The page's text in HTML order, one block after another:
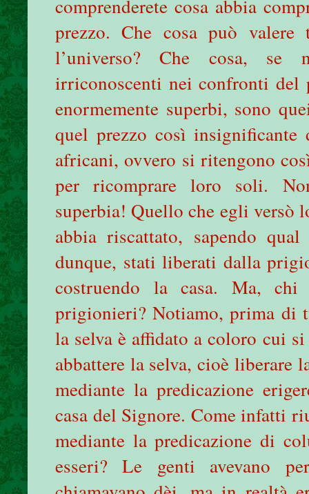
comprenderete cosa abbia
prezzo. Che cosa può
l’universo? Che cosa, se
irriconoscenti nei confronti del
enormemente superbi, sono
quel prezzo così
africani, ovvero si ritengono
per ricomprare loro soli.
superbia! Quello che egli versò
abbia riscattato, sapendo
dunque, stati liberati dalla
costruendo la casa. Ma,
prigionieri? Notiamo, prima di
la selva è affidato a coloro cui
abbattere la selva, cioè liberare
mediante la predicazione
casa del Signore. Come infatti
mediante la predicazione di
esseri? Le genti avevano